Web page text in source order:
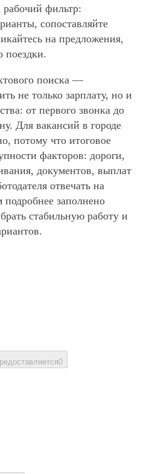
рабочий фильтр:
сопоставляйте
на предложения,
поездки.
поиска —
не только зарплату, но и
от первого звонка до
Для вакансий в городе
потому что итоговое
факторов: дороги,
документов, выплат
отвечать на
заполнено
стабильную работу и
0